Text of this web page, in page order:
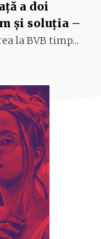
a doi
şi soluţia –
la BVB timp...